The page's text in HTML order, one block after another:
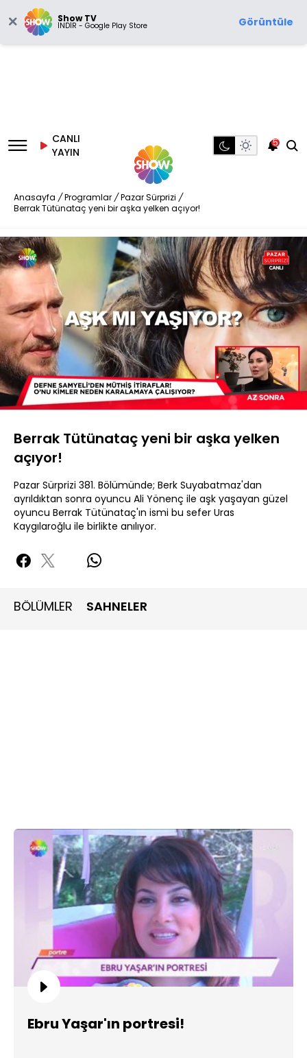
Show TV
İNDİR - Google Play Store Görüntüle
CANLI
YAYIN
5
Anasayfa / Programlar / Pazar Sürprizi /
Berrak Tütünataç yeni bir aşka yelken açıyor!
Aç
Yüklendi:
21.92%
Oynatma
Hızı
Berrak Tütünataç yeni bir aşka yelken
açıyor!
Pazar Sürprizi 381. Bölümünde; Berk Suyabatmaz'dan
ayrıldıktan sonra oyuncu Ali Yönenç ile aşk yaşayan güzel
oyuncu Berrak Tütünataç'ın ismi bu sefer Uras
Kaygılaroğlu ile birlikte anılıyor.
BÖLÜMLER SAHNELER
Ebru Yaşar'ın portresi!